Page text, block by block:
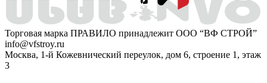
Торговая марка ПРАВИЛО принадлежит ООО “ВФ СТРОЙ”
info@vfstroy.ru
Москва, 1-й Кожевнический переулок, дом 6, строение 1, этаж
3